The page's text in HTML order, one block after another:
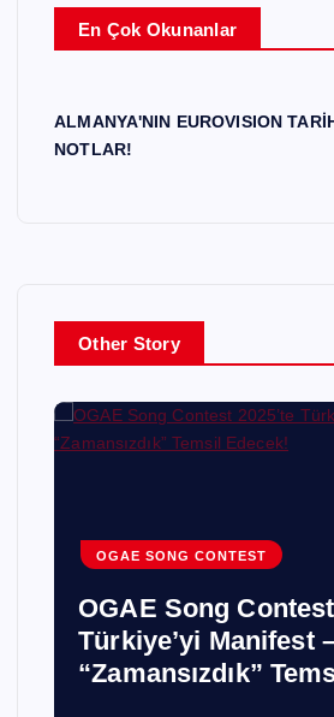
En Çok Okunanlar
ALMANYA'NIN EUROVISION
NOTLAR!
Other Story
OGAE SONG CONTEST
OGAE Song Contest
Türkiye’yi Manifest
“Zamansızdık”